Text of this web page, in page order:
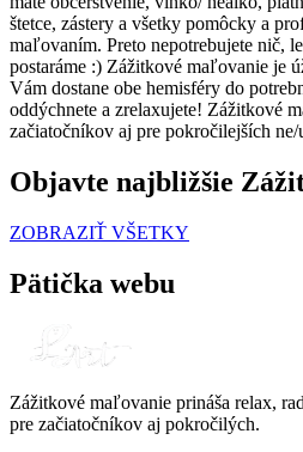
štetce, zástery a všetky pomôcky a
maľovaním. Preto nepotrebujete nič,
postaráme :) Zážitkové maľovanie je
Vám dostane obe hemisféry do
oddýchnete a zrelaxujete! Zážitkové
začiatočníkov aj pre pokročilejších
Objavte najbližšie
ZOBRAZIŤ VŠETKY
Pätička webu
Zážitkové maľovanie prináša relax,
pre začiatočníkov aj pokročilých.